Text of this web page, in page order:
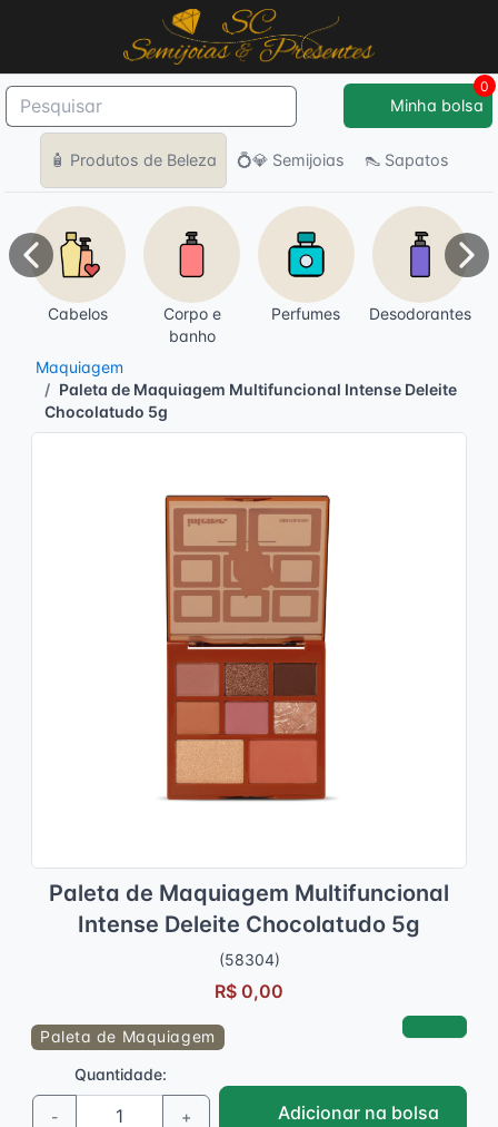
🧴 Produtos de Beleza 💍💎 Semijoias 👠 Sapatos
Minha bolsa
0
Cabelos
Corpo e
banho
Perfumes Desodorantes
Anterior
Maquiagem
Paleta de Maquiagem Multifuncional Intense Deleite
Chocolatudo 5g
Paleta de Maquiagem Multifuncional
Intense Deleite Chocolatudo 5g
(58304)
R$ 0,00
Paleta de Maquiagem
Quantidade:
- + Adicionar na bolsa